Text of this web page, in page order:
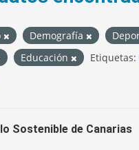
Demografía
Educación Etiquetas:
Sostenible de Canarias